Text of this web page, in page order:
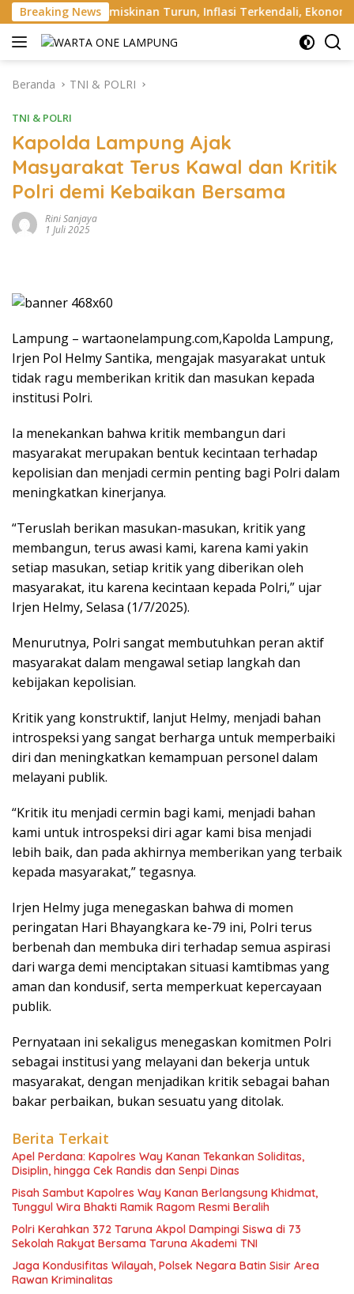
Langsung
ke
konten
Breaking News
Kemiskinan Turun, Inflasi Terkendali, Ekonomi Terus Tumbuh
Beranda TNI & POLRI
TNI & POLRI
Kapolda Lampung Ajak
Masyarakat Terus Kawal dan Kritik
Polri demi Kebaikan Bersama
Rini Sanjaya
1 Juli 2025
Lampung – wartaonelampung.com,Kapolda Lampung,
Irjen Pol Helmy Santika, mengajak masyarakat untuk
tidak ragu memberikan kritik dan masukan kepada
institusi Polri.
Ia menekankan bahwa kritik membangun dari
masyarakat merupakan bentuk kecintaan terhadap
kepolisian dan menjadi cermin penting bagi Polri dalam
meningkatkan kinerjanya.
“Teruslah berikan masukan-masukan, kritik yang
membangun, terus awasi kami, karena kami yakin
setiap masukan, setiap kritik yang diberikan oleh
masyarakat, itu karena kecintaan kepada Polri,” ujar
Irjen Helmy, Selasa (1/7/2025).
Menurutnya, Polri sangat membutuhkan peran aktif
masyarakat dalam mengawal setiap langkah dan
kebijakan kepolisian.
Kritik yang konstruktif, lanjut Helmy, menjadi bahan
introspeksi yang sangat berharga untuk memperbaiki
diri dan meningkatkan kemampuan personel dalam
melayani publik.
“Kritik itu menjadi cermin bagi kami, menjadi bahan
kami untuk introspeksi diri agar kami bisa menjadi
lebih baik, dan pada akhirnya memberikan yang terbaik
kepada masyarakat,” tegasnya.
Irjen Helmy juga menegaskan bahwa di momen
peringatan Hari Bhayangkara ke-79 ini, Polri terus
berbenah dan membuka diri terhadap semua aspirasi
dari warga demi menciptakan situasi kamtibmas yang
aman dan kondusif, serta memperkuat kepercayaan
publik.
Pernyataan ini sekaligus menegaskan komitmen Polri
sebagai institusi yang melayani dan bekerja untuk
masyarakat, dengan menjadikan kritik sebagai bahan
bakar perbaikan, bukan sesuatu yang ditolak.
Berita Terkait
Apel Perdana: Kapolres Way Kanan Tekankan Soliditas,
Disiplin, hingga Cek Randis dan Senpi Dinas
Pisah Sambut Kapolres Way Kanan Berlangsung Khidmat,
Tunggul Wira Bhakti Ramik Ragom Resmi Beralih
Polri Kerahkan 372 Taruna Akpol Dampingi Siswa di 73
Sekolah Rakyat Bersama Taruna Akademi TNI
Jaga Kondusifitas Wilayah, Polsek Negara Batin Sisir Area
Rawan Kriminalitas